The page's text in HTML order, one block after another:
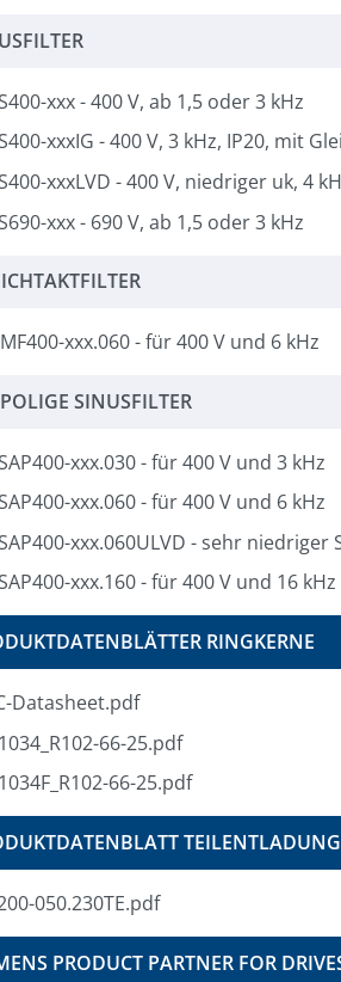
xxx - 400 V, ab 1,5 oder 3 kHz
xxxIG - 400 V, 3 kHz, IP20, mit
xxxLVD - 400 V, niedriger uk, 4
xxx - 690 V, ab 1,5 oder 3 kHz
xxx.060 - für 400 V und 6 kHz
SINUSFILTER
xxx.030 - für 400 V und 3 kHz
xxx.060 - für 400 V und 6 kHz
xxx.060ULVD - sehr niedriger
xxx.160 - für 400 V und 16 kHz
RINGKERNE
Datasheet.pdf
66-25.pdf
66-25.pdf
050.230TE.pdf
PRODUCT PARTNER FOR